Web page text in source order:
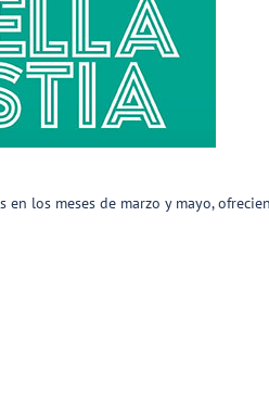
los meses de marzo y mayo,